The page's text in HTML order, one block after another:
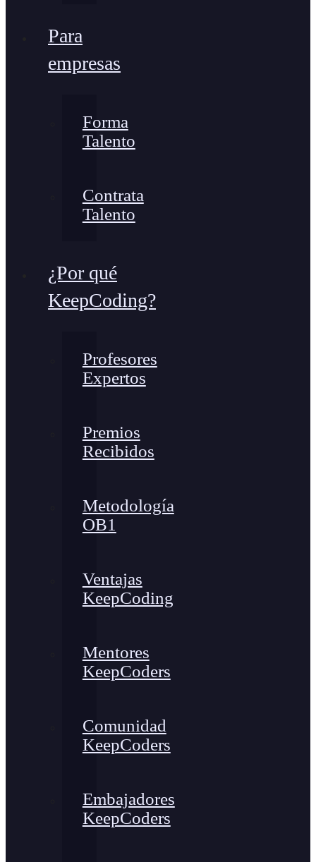
Para
empresas
Forma
Talento
Contrata
Talento
¿Por qué
KeepCoding?
Profesores
Expertos
Premios
Recibidos
Metodología
OB1
Ventajas
KeepCoding
Mentores
KeepCoders
Comunidad
KeepCoders
Embajadores
KeepCoders